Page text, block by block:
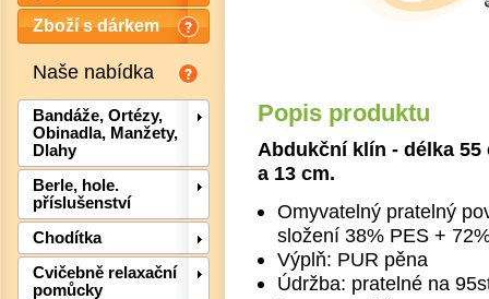
Zboží s dárkem
Naše nabídka
Bandáže, Ortézy,
Obinadla, Manžety,
Dlahy
Berle, hole.
příslušenství
Chodítka
Cvičebně relaxační
pomůcky
Popis produktu
Abdukční klín - délka
a 13 cm.
Omyvatelný pratelný
složení 38% PES +
Výplň: PUR pěna
Údržba: pratelné na